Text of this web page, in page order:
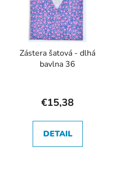
Zástera šatová - dlhá
bavlna 36
€15,38
DETAIL